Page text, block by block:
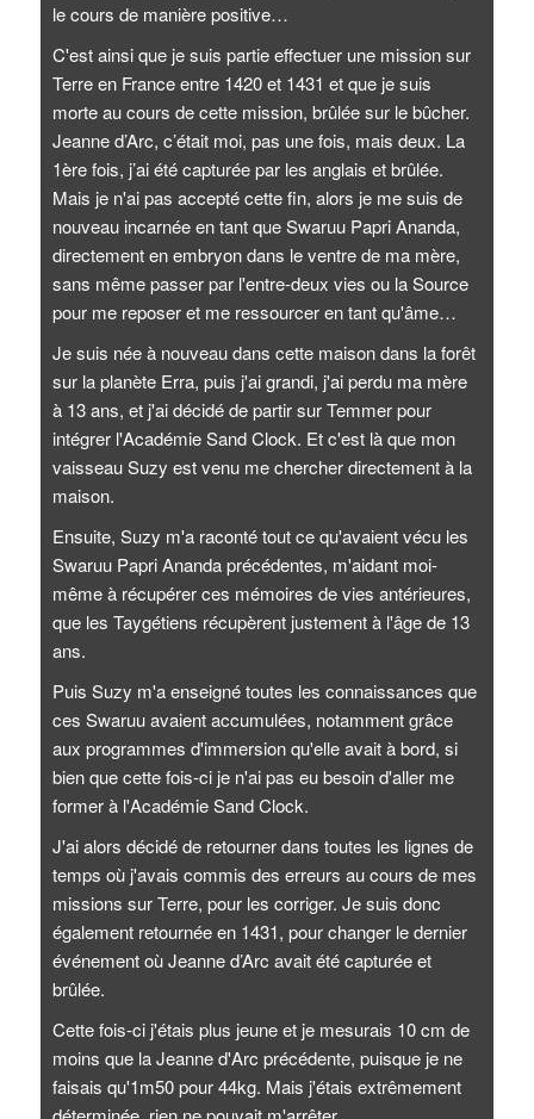
le cours de manière positive…
C'est ainsi que je suis partie effectuer une mission sur
Terre en France entre 1420 et 1431 et que je suis
morte au cours de cette mission, brûlée sur le bûcher.
Jeanne d’Arc, c’était moi, pas une fois, mais deux. La
1ère fois, j’ai été capturée par les anglais et brûlée.
Mais je n'ai pas accepté cette fin, alors je me suis de
nouveau incarnée en tant que Swaruu Papri Ananda,
directement en embryon dans le ventre de ma mère,
sans même passer par l'entre-deux vies ou la Source
pour me reposer et me ressourcer en tant qu'âme…
Je suis née à nouveau dans cette maison dans la forêt
sur la planète Erra, puis j'ai grandi, j'ai perdu ma mère
à 13 ans, et j'ai décidé de partir sur Temmer pour
intégrer l'Académie Sand Clock. Et c'est là que mon
vaisseau Suzy est venu me chercher directement à la
maison.
Ensuite, Suzy m'a raconté tout ce qu'avaient vécu les
Swaruu Papri Ananda précédentes, m'aidant moi-
même à récupérer ces mémoires de vies antérieures,
que les Taygétiens récupèrent justement à l'âge de 13
ans.
Puis Suzy m'a enseigné toutes les connaissances que
ces Swaruu avaient accumulées, notamment grâce
aux programmes d'immersion qu'elle avait à bord, si
bien que cette fois-ci je n'ai pas eu besoin d'aller me
former à l'Académie Sand Clock.
J'ai alors décidé de retourner dans toutes les lignes de
temps où j'avais commis des erreurs au cours de mes
missions sur Terre, pour les corriger. Je suis donc
également retournée en 1431, pour changer le dernier
événement où Jeanne d’Arc avait été capturée et
brûlée.
Cette fois-ci j'étais plus jeune et je mesurais 10 cm de
moins que la Jeanne d'Arc précédente, puisque je ne
faisais qu'1m50 pour 44kg. Mais j'étais extrêmement